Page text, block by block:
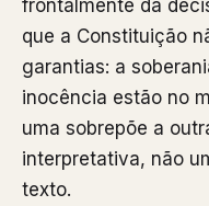
frontalmente da
que a Constituição
garantias: a
inocência estão no
uma sobrepõe a
interpretativa, não
texto.